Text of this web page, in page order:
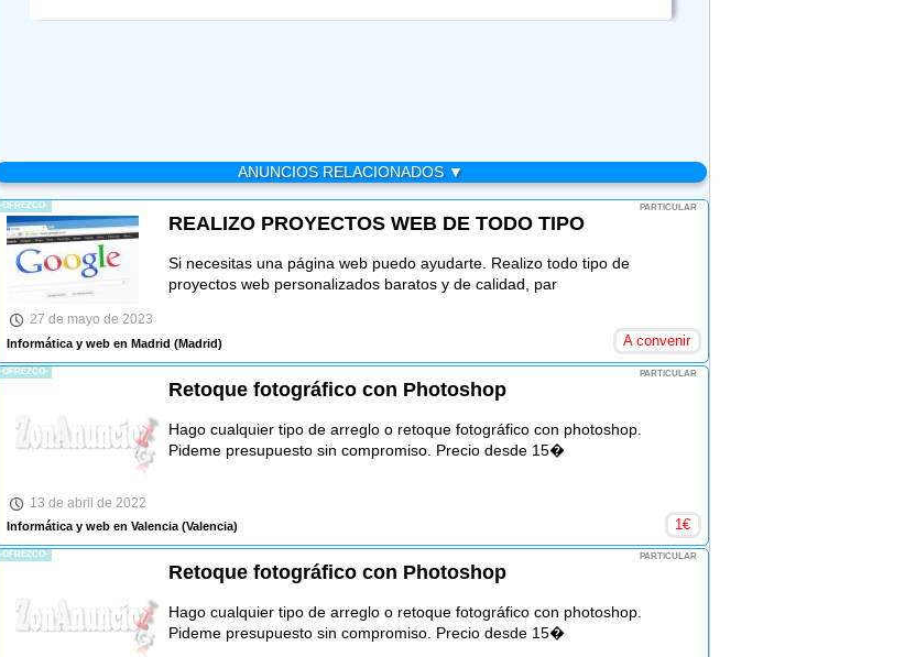
ANUNCIOS RELACIONADOS ▼
-OFREZCO- PARTICULAR
REALIZO PROYECTOS WEB DE TODO TIPO
Si necesitas una página web puedo ayudarte. Realizo todo tipo de
proyectos web personalizados baratos y de calidad, par
27 de mayo de 2023
Informática y web en Madrid (Madrid) A convenir
-OFREZCO- PARTICULAR
Retoque fotográfico con Photoshop
Hago cualquier tipo de arreglo o retoque fotográfico con photoshop.
Pideme presupuesto sin compromiso. Precio desde 15�
13 de abril de 2022
Informática y web en Valencia(Valencia) 1€
-OFREZCO- PARTICULAR
Retoque fotográfico con Photoshop
Hago cualquier tipo de arreglo o retoque fotográfico con photoshop.
Pideme presupuesto sin compromiso. Precio desde 15�